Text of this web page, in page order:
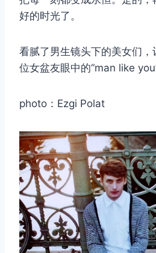
好的时光了。
看腻了男生镜头下的美女们
位女盆友眼中的“man like
photo：Ezgi Polat